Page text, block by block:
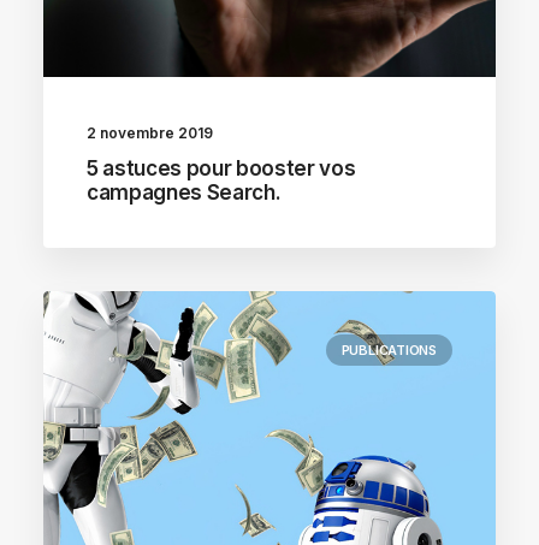
2 novembre 2019
5 astuces pour booster vos
campagnes Search.
PUBLICATIONS